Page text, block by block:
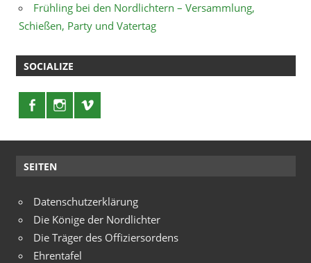
Frühling bei den Nordlichtern – Versammlung,
Schießen, Party und Vatertag
SOCIALIZE
SEITEN
Datenschutzerklärung
Die Könige der Nordlichter
Die Träger des Offiziersordens
Ehrentafel